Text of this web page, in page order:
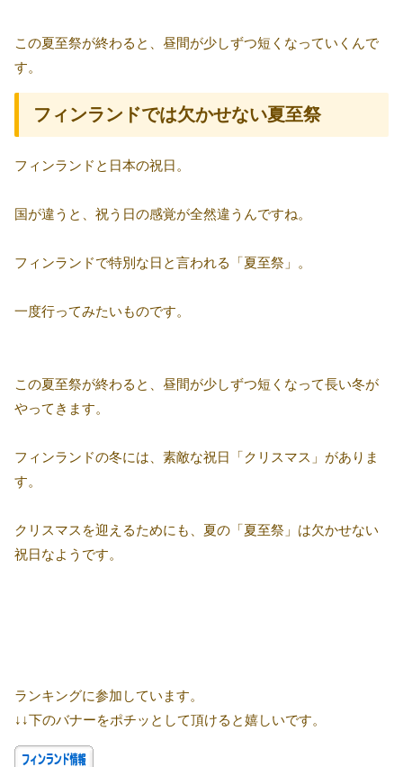
この夏至祭が終わると、昼間が少しずつ短くなっていくんで
す。
フィンランドでは欠かせない夏至祭
フィンランドと日本の祝日。
国が違うと、祝う日の感覚が全然違うんですね。
フィンランドで特別な日と言われる「夏至祭」。
一度行ってみたいものです。
この夏至祭が終わると、昼間が少しずつ短くなって長い冬が
やってきます。
フィンランドの冬には、素敵な祝日「クリスマス」がありま
す。
クリスマスを迎えるためにも、夏の「夏至祭」は欠かせない
祝日なようです。
ランキングに参加しています。
↓↓下のバナーをポチッとして頂けると嬉しいです。